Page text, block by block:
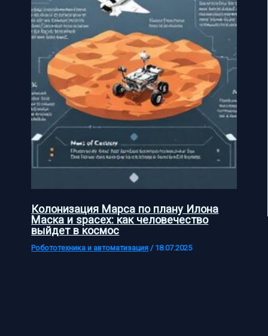
Колонизация Марса по плану Илона
Маска и spacex: как человечество
выйдет в космос
Робототехника и автоматизация / 18.07.2025